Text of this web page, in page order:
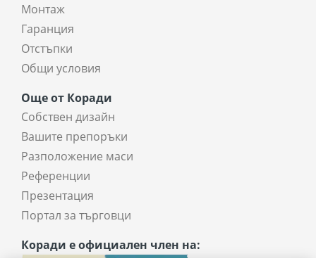
Монтаж
Гаранция
Отстъпки
Общи условия
Още от Коради
Собствен дизайн
Вашите препоръки
Разположение маси
Референции
Презентация
Портал за търговци
Коради е официален член на: